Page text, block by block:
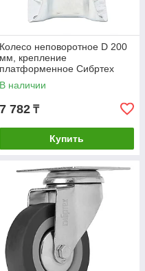
Колесо неповоротное D 200
мм, крепление
платформенное Сибртех
В наличии
7 782 ₸
Купить